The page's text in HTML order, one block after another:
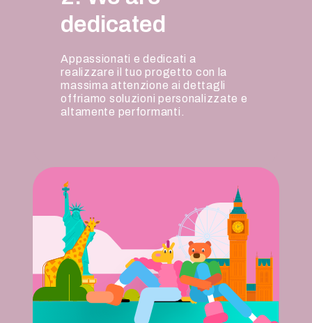
dedicated
Appassionati e dedicati a
realizzare il tuo progetto con la
massima attenzione ai dettagli
offriamo soluzioni personalizzate e
altamente performanti.